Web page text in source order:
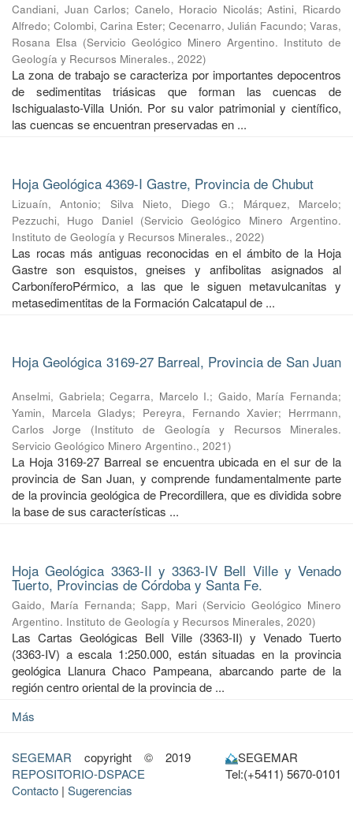
Candiani, Juan Carlos;Canelo, Horacio Nicolás;Astini, Ricardo
Alfredo; Colombi, Carina Ester; Cecenarro, Julián Facundo; Varas,
Rosana Elsa (Servicio Geológico Minero Argentino. Instituto de
Geología y Recursos Minerales., 2022)
La zona de trabajo se caracteriza por importantes depocentros
de sedimentitas triásicas que forman las cuencas de
Ischigualasto-Villa Unión. Por su valor patrimonial y cientíﬁco,
las cuencas se encuentran preservadas en ...
Hoja Geológica 4369-I Gastre, Provincia de Chubut
Lizuaín, Antonio; Silva Nieto, Diego G.; Márquez, Marcelo;
Pezzuchi, Hugo Daniel (Servicio Geológico Minero Argentino.
Instituto de Geología y Recursos Minerales., 2022)
Las rocas más antiguas reconocidas en el ámbito de la Hoja
Gastre son esquistos, gneises y anfibolitas asignados al
CarboníferoPérmico, a las que le siguen metavulcanitas y
metasedimentitas de la Formación Calcatapul de ...
Hoja Geológica 3169-27 Barreal, Provincia de San Juan
Anselmi, Gabriela;Cegarra, Marcelo I.; Gaido, María Fernanda;
Yamin, Marcela Gladys; Pereyra, Fernando Xavier; Herrmann,
Carlos Jorge
(Instituto de Geología y Recursos Minerales.
Servicio Geológico Minero Argentino., 2021)
La Hoja 3169-27 Barreal se encuentra ubicada en el sur de la
provincia de San Juan, y comprende fundamentalmente parte
de la provincia geológica de Precordillera, que es dividida sobre
la base de sus características ...
Hoja Geológica 3363-II y 3363-IV Bell Ville y Venado
Tuerto, Provincias de Córdoba y Santa Fe.
Gaido, María Fernanda; Sapp, Mari (Servicio Geológico Minero
Argentino. Instituto de Geología y Recursos Minerales, 2020)
Las Cartas Geológicas Bell Ville (3363-II) y Venado Tuerto
(3363-IV) a escala 1:250.000, están situadas en la provincia
geológica Llanura Chaco Pampeana, abarcando parte de la
región centro oriental de la provincia de ...
Más
SEGEMAR copyright © 2019
REPOSITORIO-DSPACE
Contacto | Sugerencias
SEGEMAR
Tel:(+5411) 5670-0101